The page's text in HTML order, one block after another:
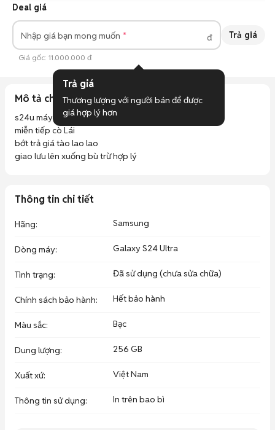
Deal giá
Nhập giá bạn mong muốn đ Trả giá
Giá gốc: 11.000.000 đ
Mô tả chi tiết
s24u máy đã ẩn knox full chưc năng chỉ ko reset
miễn tiếp cò Lái
bớt trả giá tào lao lao
giao lưu lên xuống bù trừ hợp lý
Thông tin chi tiết
Hãng: Samsung
Dòng máy: Galaxy S24 Ultra
Tình trạng: Đã sử dụng (chưa sửa chữa)
Chính sách bảo hành: Hết bảo hành
Màu sắc: Bạc
Dung lượng: 256 GB
Xuất xứ: Việt Nam
Thông tin sử dụng: In trên bao bì
Trả giá
Thương lượng với người bán để được
giá hợp lý hơn